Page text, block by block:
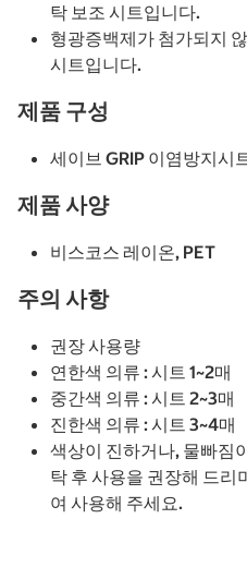
탁 보조 시트입니다.
형광증백제가 첨가되지
시트입니다.
제품 구성
세이브 GRIP 이염방지시
제품 사양
비스코스 레이온, PET
주의 사항
권장 사용량
연한색 의류 : 시트 1~2매
중간색 의류 : 시트 2~3매
진한색 의류 : 시트 3~4매
색상이 진하거나, 물빠짐
탁 후 사용을 권장해 드리
여 사용해 주세요.